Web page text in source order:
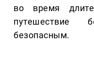
во время
путешествие
безопасным.